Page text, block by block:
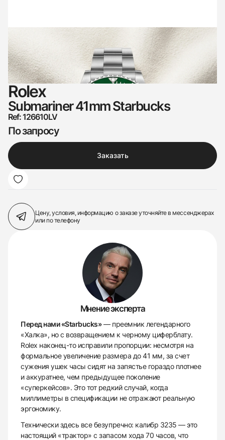
Rolex
Submariner 41mm Starbucks
Ref: 126610LV
По запросу
Заказать
Цену, условия, информацию о заказеуточняйте в мессенджерах
или по телефону
Мнение эксперта
Перед нами «Starbucks»— преемник легендарного
«Халка», но с возвращением к черному циферблату.
Rolex наконец-то исправили пропорции: несмотря на
формальное увеличение размера до 41 мм, за счет
сужения ушек часы сидят на запястье гораздо плотнее
и аккуратнее, чем предыдущее поколение
«суперкейсов». Это тот редкий случай, когда
миллиметры в спецификации не отражают реальную
эргономику.
Технически здесь все безупречно: калибр 3235 — это
настоящий «трактор» с запасом хода 70 часов, что